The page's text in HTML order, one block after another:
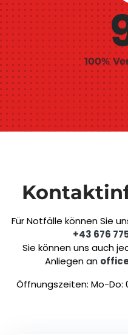
100%
Für Notfälle können Sie
+43 676
Sie können uns auch
Anliegen an
Öffnungszeiten: Mo-Do: